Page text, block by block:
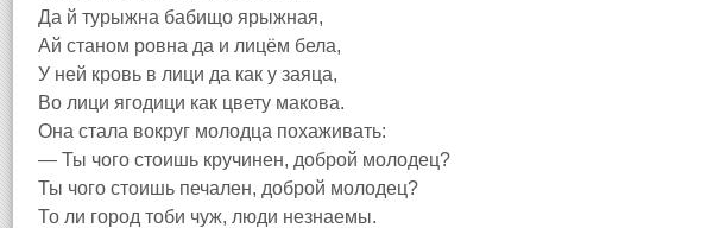
Да й турыжна бабищо ярыжная,
Ай станом ровна да и лицём бела,
У ней кровь в лици да как у заяца,
Во лици ягодици как цвету макова.
Она стала вокруг молодца похаживать:
— Ты чого стоишь кручинен, доброй молодец?
Ты чого стоишь печален, доброй молодец?
То ли город тоби чуж, люди незнаемы.